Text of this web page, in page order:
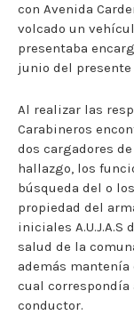
con Avenida
volcado un
presentaba
junio del presente
Al realizar las
Carabineros
dos cargadores
hallazgo, los
búsqueda del o
propiedad del
iniciales
salud de la
además
cual
conductor.